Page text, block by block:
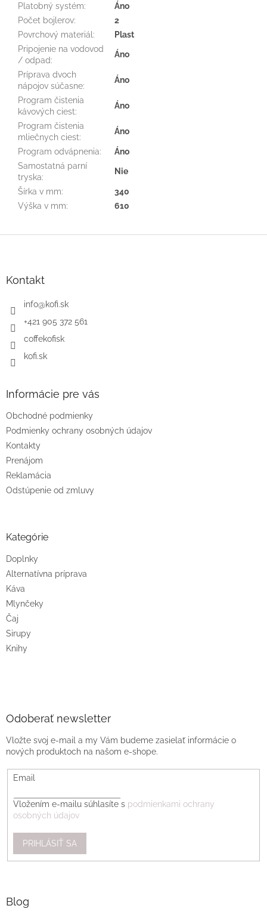
Platobný systém:
Áno
Počet bojlerov:
2
Povrchový materiál:
Plast
Pripojenie na vodovod
/ odpad:
Áno
Príprava dvoch
nápojov súčasne:
Áno
Program čistenia
kávových ciest:
Áno
Program čistenia
mliečnych ciest:
Áno
Program odvápnenia:
Áno
Samostatná parní
tryska:
Nie
Šírka v mm:
340
Výška v mm: 610
Kontakt
info@kofi.sk
+421 905 372 561
coffekofisk
kofi.sk
Informácie pre vás
Obchodné podmienky
Podmienky ochrany osobných údajov
Kontakty
Prenájom
Reklamácia
Odstúpenie od zmluvy
Kategórie
Doplnky
Alternatívna príprava
Káva
Mlynčeky
Čaj
Sirupy
Knihy
Odoberať newsletter
Vložte svoj e-mail a my Vám budeme zasielať informácie o
nových produktoch na našom e-shope.
Email
Vložením e-mailu súhlasíte s podmienkami ochrany
osobných údajov
PRIHLÁSIŤ SA
Blog